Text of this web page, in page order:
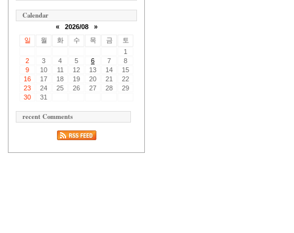
Calendar
« 2026/08
»
일
월 화 수 목 금
토
1
2
3 4 5 6 7
8
9
10 11 12 13 14
15
16
17 18 19 20 21
22
23
24 25 26 27 28
29
30
31
recent Comments